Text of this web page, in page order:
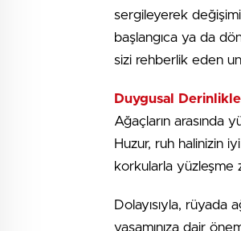
sergileyerek
başlangıca ya da
sizi rehberlik eden
Duygusal
Ağaçların arasında
Huzur, ruh halinizin
korkularla yüzleşme
Dolayısıyla, rüyada
yaşamınıza dair